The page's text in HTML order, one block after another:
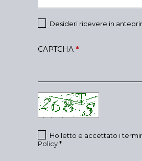
Desideri ricevere in
CAPTCHA *
Ho letto e accettato i
Policy*